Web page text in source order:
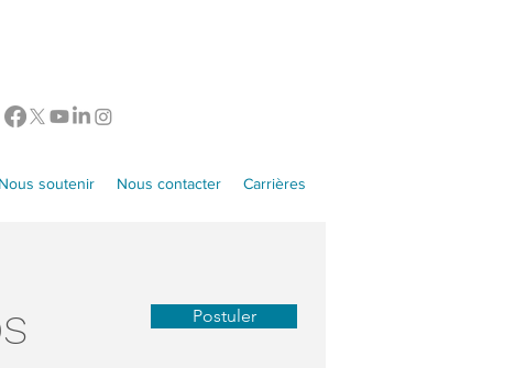
Nous soutenir Nous contacter Carrières
Postuler